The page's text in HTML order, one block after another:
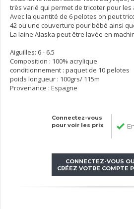
très varié qui permet de tricoter pour
Avec la quantité de 6 pelotes on peut
42 ou une couverture pour bébé ainsi
La laine Alaska peut être lavée en
Aiguilles: 6 - 6.5
Composition : 100% acrylique
conditionnement : paquet de 10 pelotes
poids longueur : 100grs/ 115m
Provenance : Espagne
Connectez-vous
pour voir les prix
CONNECTEZ-VOUS OU
CRÉEZ VOTRE COMPTE